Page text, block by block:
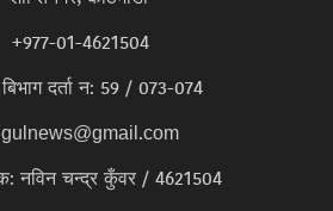
+977-01-4621504
दर्ता न: 59 / 073-074
नविन चन्द्र कुँवर / 4621504